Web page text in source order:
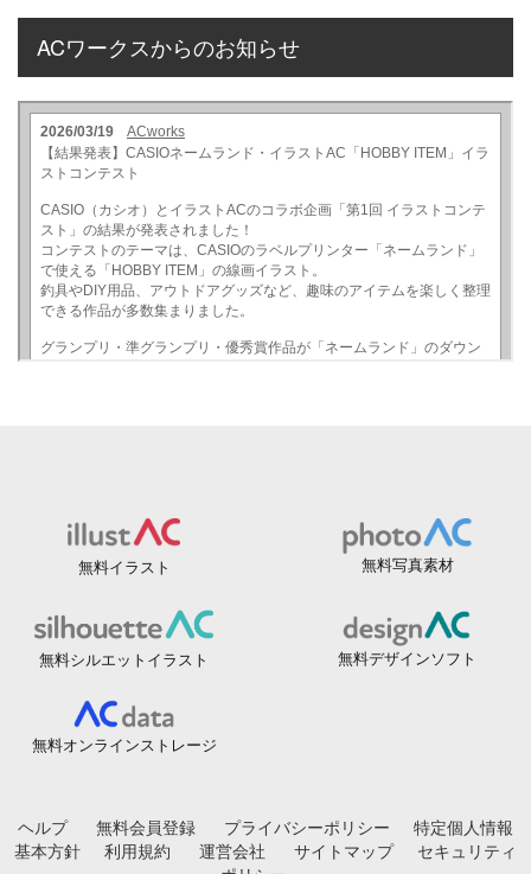
ACワークスからのお知らせ
無料イラスト 無料写真素材
無料シルエットイラスト 無料デザインソフト
無料オンラインストレージ
ヘルプ 無料会員登録 プライバシーポリシー
特定個人情報
基本方針
利用規約 運営会社 サイトマップ
セキュリティ